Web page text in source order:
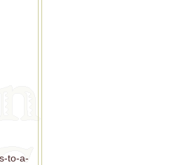
to-a-